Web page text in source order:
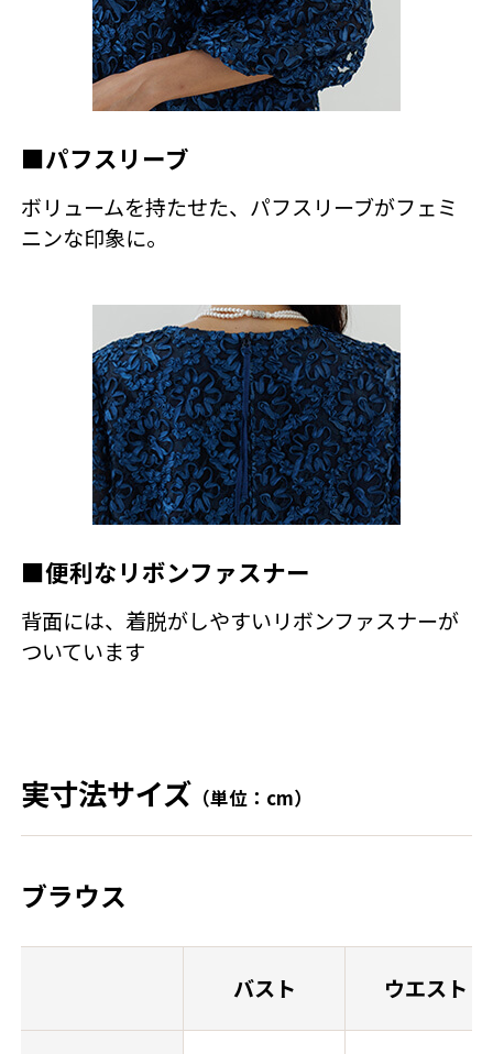
■パフスリーブ
ボリュームを持たせた、パフスリーブがフェミ
ニンな印象に。
■便利なリボンファスナー
背面には、着脱がしやすいリボンファスナーが
ついています
実寸法サイズ （単位：cm）
ブラウス
バスト ウエスト